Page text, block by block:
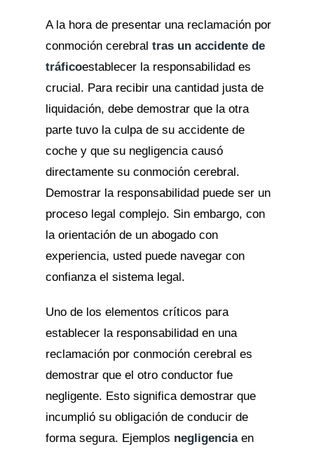
A la hora de presentar una reclamación por
conmoción cerebral tras un accidente de
tráficoestablecer la responsabilidad es
crucial. Para recibir una cantidad justa de
liquidación, debe demostrar que la otra
parte tuvo la culpa de su accidente de
coche y que su negligencia causó
directamente su conmoción cerebral.
Demostrar la responsabilidad puede ser un
proceso legal complejo. Sin embargo, con
la orientación de un abogado con
experiencia, usted puede navegar con
confianza el sistema legal.
Uno de los elementos críticos para
establecer la responsabilidad en una
reclamación por conmoción cerebral es
demostrar que el otro conductor fue
negligente. Esto significa demostrar que
incumplió su obligación de conducir de
forma segura. Ejemplos negligenciaen